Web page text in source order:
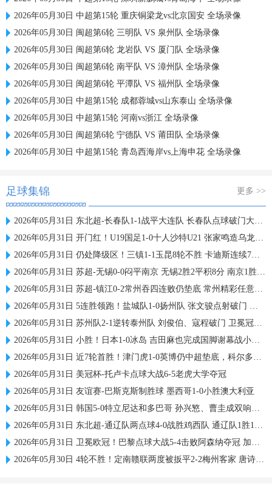
2026年05月30日 中超第15轮 重庆铜梁龙vs北京国安 全场录像
2026年05月30日 闽超第6轮 三明队 VS 泉州队 全场录像
2026年05月30日 闽超第6轮 龙岩队 VS 厦门队 全场录像
2026年05月30日 闽超第6轮 南平队 VS 漳州队 全场录像
2026年05月30日 闽超第6轮 平潭队 VS 福州队 全场录像
2026年05月30日 中超第15轮 成都蓉城vs山东泰山 全场录像
2026年05月30日 中超第15轮 河南vs浙江 全场录像
2026年05月30日 闽超第6轮 宁德队 VS 莆田队 全场录像
2026年05月30日 中超第15轮 青岛西海岸vs上海申花 全场录像
足球集锦 更多 >>
2026年05月31日 东北超-长春队1-1战平大连队 长春队点球破门大连队补射扳平
2026年05月31日 开门红！U19国足1-0十人沙特U21 张家鸣造乌龙下轮战民主刚果U23
2026年05月31日 仍处降级区！三镇1-1玉昆8轮不胜 卡迪斯连续7场破门黄紫昌扳平
2026年05月31日 苏超-无锡0-0闷平南京 无锡2胜2平积8分 南京1胜2平1负积5分
2026年05月31日 苏超-镇江0-2常州吞四连败仍垫底 常州精彩任意球配合李霄鹏破门
2026年05月31日 5连胜领跑！盐城队1-0扬州队 张文骏点射破门 扬州队5场仅1胜
2026年05月31日 苏州队2-1逆转泰州队 刘俊伯、寇程破门 卫冕冠军新赛季1胜3负
2026年05月31日 小胜！日本1-0冰岛 吉田麻也完成国脚谢幕战小川航基替补头球绝杀
2026年05月31日 近7轮首胜！津门虎1-0英博仍中超垫底，科尔多瓦处子球制胜
2026年05月31日 美冠杯-托卢卡点球大战6-5老虎大学夺冠
2026年05月31日 友谊赛-巴斯克斯制胜球 墨西哥1-0小胜澳大利亚
2026年05月31日 韩国5-0特立尼达和多巴哥 孙兴慜、曹圭成双响曹侑珉、裴峻浩伤退
2026年05月31日 东北超-通辽队两点球4-0战胜鸡西队 通辽队1胜1平鸡西队遭遇2连败
2026年05月31日 卫冕欧冠！巴黎点球大战5-4击败阿森纳夺冠 加布里埃尔、埃泽失点
2026年05月30日 4轮不胜！定南赣联两度被扳平2-2梅州客家 唐诗世界波冯刚破门